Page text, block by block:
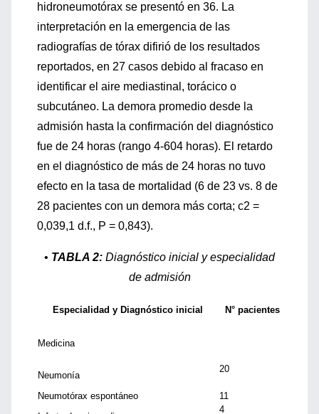
hidroneumotórax se presentó en 36. La
interpretación en la emergencia de las
radiografías de tórax difirió de los resultados
reportados, en 27 casos debido al fracaso en
identificar el aire mediastinal, torácico o
subcutáneo. La demora promedio desde la
admisión hasta la confirmación del diagnóstico
fue de 24 horas (rango 4-604 horas). El retardo
en el diagnóstico de más de 24 horas no tuvo
efecto en la tasa de mortalidad (6 de 23 vs. 8 de
28 pacientes con un demora más corta; c2 =
0,039,1 d.f., P = 0,843).
• TABLA 2: Diagnóstico inicial y especialidad
de admisión
Especialidad y Diagnóstico inicial N° pacientes
Medicina
Neumonía
Neumotórax espontáneo
20
11
4